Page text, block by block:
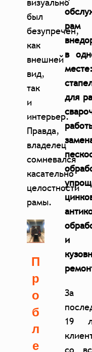
был
безупречен,
как
внешней
вид,
так
и
интерьер.
Правда,
владелец
сомневался
касательно
целостности
рамы.
П
р
о
б
л
е
рам
в
для
и
ремон
За
19